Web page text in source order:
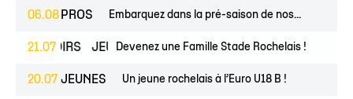
06.08 PROS Embarquez dans la pré-saison de nos...
21.07
ESPOIRS JEUNESDevenez une Famille Stade Rochelais !
20.07 JEUNES Un jeune rochelais à l’Euro U18 B !